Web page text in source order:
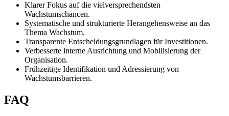
Klarer Fokus auf die vielversprechendsten
Wachstumschancen.
Systematische und strukturierte Herangehensweise an das
Thema Wachstum.
Transparente Entscheidungsgrundlagen für Investitionen.
Verbesserte interne Ausrichtung und Mobilisierung der
Organisation.
Frühzeitige Identifikation und Adressierung von
Wachstumsbarrieren.
FAQ